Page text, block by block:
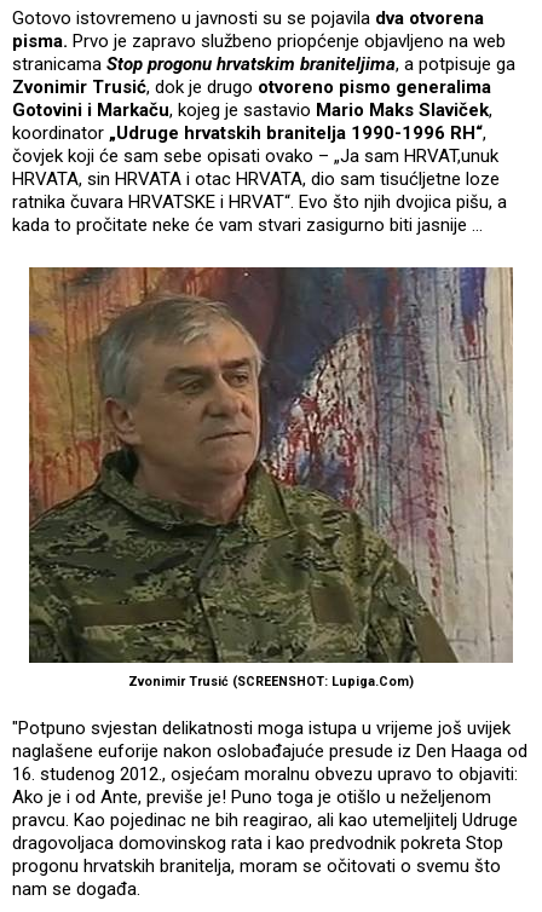
Gotovo istovremeno u javnosti su se pojavila dva otvorena
pisma. Prvo je zapravo službeno priopćenje objavljeno na web
stranicama Stop progonu hrvatskim braniteljima, a potpisuje ga
Zvonimir Trusić, dok je drugo otvoreno pismo generalima
Gotovini i Markaču, kojeg je sastavio Mario Maks Slaviček,
koordinator „Udruge hrvatskih branitelja 1990-1996 RH“,
čovjek koji će sam sebe opisati ovako – „Ja sam HRVAT,unuk
HRVATA, sin HRVATA i otac HRVATA, dio sam tisućljetne loze
ratnika čuvara HRVATSKE i HRVAT“. Evo što njih dvojica pišu, a
kada to pročitate neke će vam stvari zasigurno biti jasnije ...
Zvonimir Trusić (SCREENSHOT: Lupiga.Com)
"Potpuno svjestan delikatnosti moga istupa u vrijeme još uvijek
naglašene euforije nakon oslobađajuće presude iz Den Haaga od
16. studenog 2012., osjećam moralnu obvezu upravo to objaviti:
Ako je i od Ante, previše je! Puno toga je otišlo u neželjenom
pravcu. Kao pojedinac ne bih reagirao, ali kao utemeljitelj Udruge
dragovoljaca domovinskog rata i kao predvodnik pokreta Stop
progonu hrvatskih branitelja, moram se očitovati o svemu što
nam se događa.